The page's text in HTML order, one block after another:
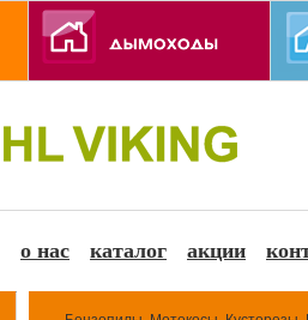
о нас каталог акции